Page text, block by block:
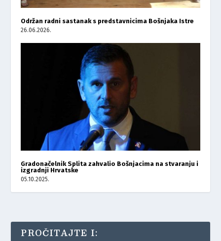
Održan radni sastanak s predstavnicima Bošnjaka Istre
26.06.2026.
Gradonačelnik Splita zahvalio Bošnjacima na stvaranju i
izgradnji Hrvatske
05.10.2025.
PROČITAJTE I: